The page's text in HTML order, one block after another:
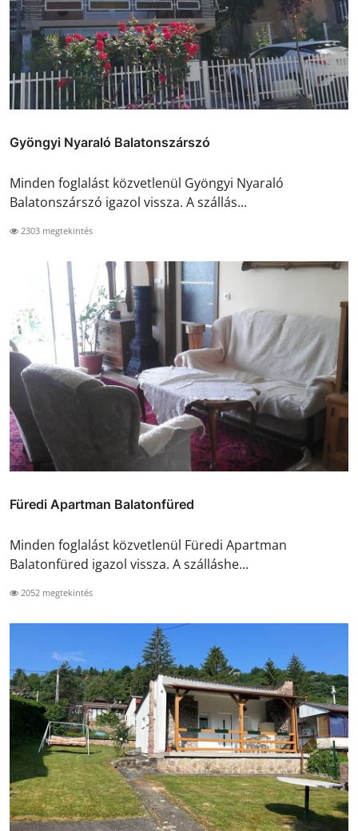
Gyöngyi Nyaraló Balatonszárszó
Minden foglalást közvetlenül Gyöngyi Nyaraló
Balatonszárszó igazol vissza. A szállás...
2303 megtekintés
Füredi Apartman Balatonfüred
Minden foglalást közvetlenül Füredi Apartman
Balatonfüred igazol vissza. A szálláshe...
2052 megtekintés